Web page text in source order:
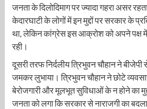
जनता के दिलोदिमाग पर ज्यादा गहरा असर
केदारघाटी के लोगों में इन मुद्दों पर सरकार के
था, लेकिन कांग्रेस इस आक्रोश को अपने पक्ष
रही।
दूसरी तरफ निर्दलीय त्रिभुवन चौहान ने बीजेपी
जमकर लुभाया। त्रिभुवन चौहान ने छोटे
बेरोजगारी और मूलभूत सुविधाओं के न होने का
जनता को लगा कि सरकार से नाराजगी का बदला